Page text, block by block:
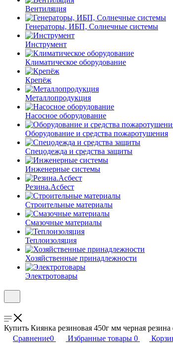
Вентиляция
Генераторы, ИБП, Солнечные системы
Инструмент
Климатическое оборудование
Крепёж
Металлопродукция
Насосное оборудование
Оборудование и средства пожаротушения
Спецодежда и средства защиты
Инженерные системы
Резина.Асбест
Строительные материалы
Смазочные материалы
Теплоизоляция
Хозяйственные принадлежности
Электротовары
Купить Киянка резиновая 450г мм черная
Сравнение0 Избранные товары 0